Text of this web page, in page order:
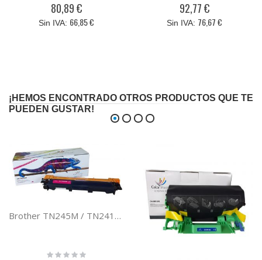
80,89 €
66,85 €
92,77 €
76,67 €
¡HEMOS ENCONTRADO OTROS PRODUCTOS QUE TE
PUEDEN GUSTAR!
Brother TN245M / TN241M magenta Toner compatible PREMIUM (2.2K)
Rating: